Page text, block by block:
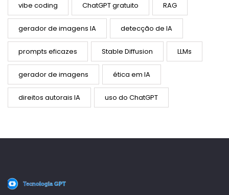
vibe coding ChatGPT gratuito RAG
gerador de imagens IA detecção de IA
prompts eficazes Stable Diffusion LLMs
gerador de imagens ética em IA
direitos autorais IA uso do ChatGPT